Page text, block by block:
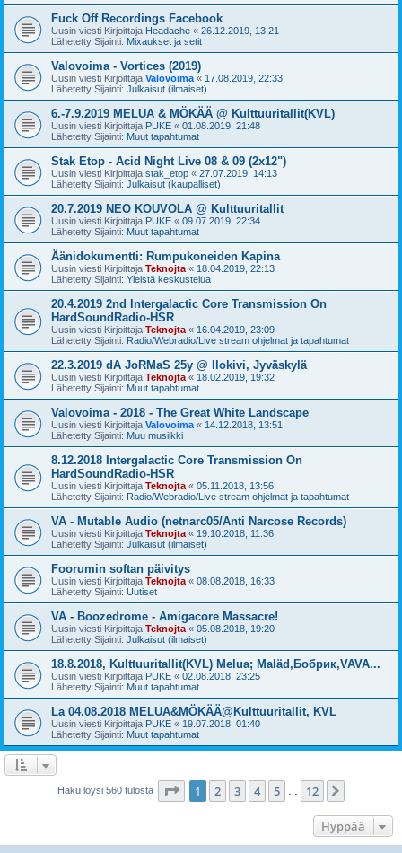
Fuck Off Recordings Facebook
Uusin viesti Kirjoittaja Headache « 26.12.2019, 13:21
Lähetetty Sijainti: Mixaukset ja setit
Valovoima - Vortices (2019)
Uusin viesti Kirjoittaja Valovoima « 17.08.2019, 22:33
Lähetetty Sijainti: Julkaisut (ilmaiset)
6.-7.9.2019 MELUA & MÖKÄÄ @ Kulttuuritallit(KVL)
Uusin viesti Kirjoittaja PUKE « 01.08.2019, 21:48
Lähetetty Sijainti: Muut tapahtumat
Stak Etop - Acid Night Live 08 & 09 (2x12")
Uusin viesti Kirjoittaja stak_etop « 27.07.2019, 14:13
Lähetetty Sijainti: Julkaisut (kaupalliset)
20.7.2019 NEO KOUVOLA @ Kulttuuritallit
Uusin viesti Kirjoittaja PUKE « 09.07.2019, 22:34
Lähetetty Sijainti: Muut tapahtumat
Äänidokumentti: Rumpukoneiden Kapina
Uusin viesti Kirjoittaja Teknojta « 18.04.2019, 22:13
Lähetetty Sijainti: Yleistä keskustelua
20.4.2019 2nd Intergalactic Core Transmission On
HardSoundRadio-HSR
Uusin viesti Kirjoittaja Teknojta « 16.04.2019, 23:09
Lähetetty Sijainti: Radio/Webradio/Live stream ohjelmat ja tapahtumat
22.3.2019 dA JoRMaS 25y @ Ilokivi, Jyväskylä
Uusin viesti Kirjoittaja Teknojta « 18.02.2019, 19:32
Lähetetty Sijainti: Muut tapahtumat
Valovoima - 2018 - The Great White Landscape
Uusin viesti Kirjoittaja Valovoima « 14.12.2018, 13:51
Lähetetty Sijainti: Muu musiikki
8.12.2018 Intergalactic Core Transmission On
HardSoundRadio-HSR
Uusin viesti Kirjoittaja Teknojta « 05.11.2018, 13:56
Lähetetty Sijainti: Radio/Webradio/Live stream ohjelmat ja tapahtumat
VA - Mutable Audio (netnarc05/Anti Narcose Records)
Uusin viesti Kirjoittaja Teknojta « 19.10.2018, 11:36
Lähetetty Sijainti: Julkaisut (ilmaiset)
Foorumin softan päivitys
Uusin viesti Kirjoittaja Teknojta « 08.08.2018, 16:33
Lähetetty Sijainti: Uutiset
VA - Boozedrome - Amigacore Massacre!
Uusin viesti Kirjoittaja Teknojta « 05.08.2018, 19:20
Lähetetty Sijainti: Julkaisut (ilmaiset)
18.8.2018, Kulttuuritallit(KVL) Melua; Maläd,Бобрик,VAVA...
Uusin viesti Kirjoittaja PUKE « 02.08.2018, 23:25
Lähetetty Sijainti: Muut tapahtumat
La 04.08.2018 MELUA&MÖKÄÄ@Kulttuuritallit, KVL
Uusin viesti Kirjoittaja PUKE « 19.07.2018, 01:40
Lähetetty Sijainti: Muut tapahtumat
Haku löysi 560 tulosta Sivu /12
1 2 3 4 5 12
Hyppää